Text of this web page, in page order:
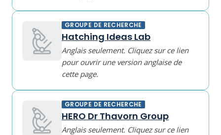
GROUPE DE RECHERCHE
Hatching Ideas Lab
Anglais seulement. Cliquez sur ce lien
pour ouvrir une version anglaise de
cette page.
GROUPE DE RECHERCHE
HERO Dr Thavorn Group
Anglais seulement. Cliquez sur ce lien